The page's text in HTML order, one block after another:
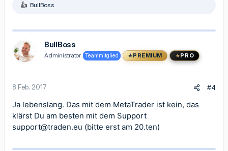
R
k
o
:
BullBoss
BullBoss
Administrator Teammitglied PREMIUM PRO
8 Feb. 2017 #4
Ja lebenslang. Das mit dem MetaTrader ist kein, das
klärst Du am besten mit dem Support
support@traden.eu (bitte erst am 20.ten)